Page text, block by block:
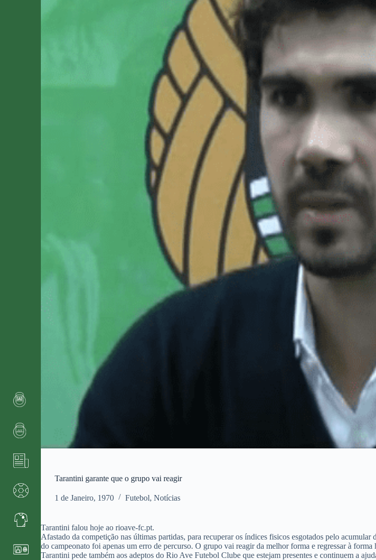
Tarantini garante que o grupo vai reagir
1 de Janeiro, 1970 Futebol,Notícias
Tarantini falou hoje ao rioave-fc.pt.
Afastado da competição nas últimas partidas, para recuperar os índices fisicos esgotados pelo
do campeonato foi apenas um erro de percurso. O grupo vai reagir da melhor forma e regressar à
Tarantini pede também aos adeptos do Rio Ave Futebol Clube que estejam presentes e continuem a